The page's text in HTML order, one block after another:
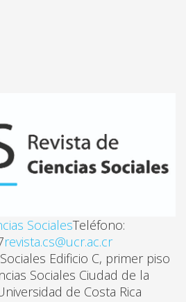
LA SITUACIÓN
ACERCA DEL FENÓMENO DE
Coin
Rojas
SocialesTeléfono:
revista.cs@ucr.ac.cr
Edificio C, primer piso
Sociales Ciudad de la
de Costa Rica